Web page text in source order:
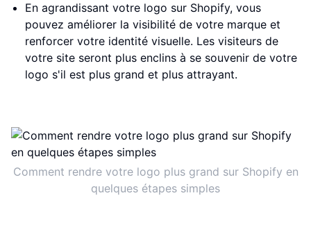
En agrandissant votre logo sur Shopify, vous
pouvez améliorer la visibilité de votre marque et
renforcer votre identité visuelle. Les visiteurs de
votre site seront plus enclins à se souvenir de votre
logo s'il est plus grand et plus attrayant.
Comment rendre votre logo plus grand sur Shopify en
quelques étapes simples